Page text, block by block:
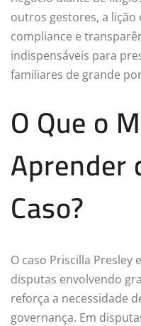
outros gestores, a lição
compliance e
indispensáveis para
familiares de grande
O Que o
Aprender
Caso?
O caso Priscilla Presley
disputas envolvendo
reforça a necessidade
governança. Em